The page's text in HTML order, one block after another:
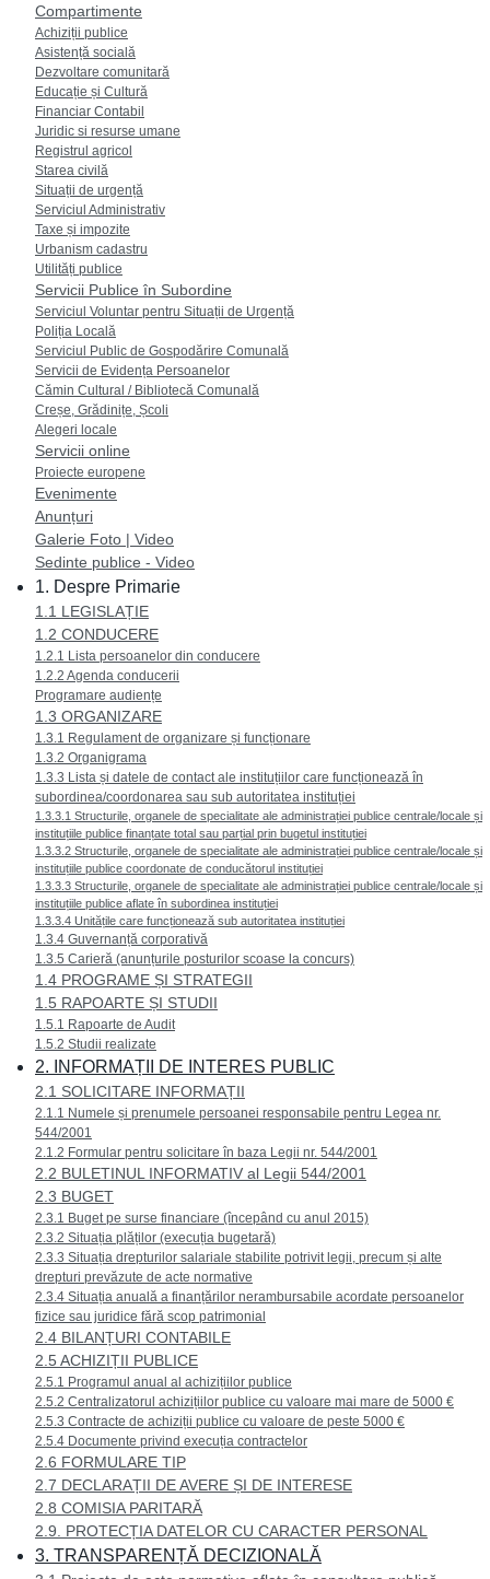
Compartimente
Achiziții publice
Asistență socială
Dezvoltare comunitară
Educație și Cultură
Financiar Contabil
Juridic si resurse umane
Registrul agricol
Starea civilă
Situații de urgență
Serviciul Administrativ
Taxe și impozite
Urbanism cadastru
Utilități publice
Servicii Publice în Subordine
Serviciul Voluntar pentru Situații de Urgență
Poliția Locală
Serviciul Public de Gospodărire Comunală
Servicii de Evidența Persoanelor
Cămin Cultural / Bibliotecă Comunală
Creșe, Grădinițe, Școli
Alegeri locale
Servicii online
Proiecte europene
Evenimente
Anunțuri
Galerie Foto | Video
Sedinte publice - Video
1. Despre Primarie
1.1 LEGISLAȚIE
1.2 CONDUCERE
1.2.1 Lista persoanelor din conducere
1.2.2 Agenda conducerii
Programare audiențe
1.3 ORGANIZARE
1.3.1 Regulament de organizare și funcționare
1.3.2 Organigrama
1.3.3 Lista și datele de contact ale instituțiilor care funcționează în
subordinea/coordonarea sau sub autoritatea instituției
1.3.3.1 Structurile, organele de specialitate ale administrației publice centrale/locale și
instituțiile publice finanțate total sau parțial prin bugetul instituției
1.3.3.2 Structurile, organele de specialitate ale administrației publice centrale/locale și
instituțiile publice coordonate de conducătorul instituției
1.3.3.3 Structurile, organele de specialitate ale administrației publice centrale/locale și
instituțiile publice aflate în subordinea instituției
1.3.3.4 Unitățile care funcționează sub autoritatea instituției
1.3.4 Guvernanță corporativă
1.3.5 Carieră (anunțurile posturilor scoase la concurs)
1.4 PROGRAME ȘI STRATEGII
1.5 RAPOARTE ȘI STUDII
1.5.1 Rapoarte de Audit
1.5.2 Studii realizate
2. INFORMAȚII DE INTERES PUBLIC
2.1 SOLICITARE INFORMAȚII
2.1.1 Numele și prenumele persoanei responsabile pentru Legea nr.
544/2001
2.1.2 Formular pentru solicitare în baza Legii nr. 544/2001
2.2 BULETINUL INFORMATIV al Legii 544/2001
2.3 BUGET
2.3.1 Buget pe surse financiare (începând cu anul 2015)
2.3.2 Situația plăților (execuția bugetară)
2.3.3 Situația drepturilor salariale stabilite potrivit legii, precum și alte
drepturi prevăzute de acte normative
2.3.4 Situația anuală a finanțărilor nerambursabile acordate persoanelor
fizice sau juridice fără scop patrimonial
2.4 BILANȚURI CONTABILE
2.5 ACHIZIȚII PUBLICE
2.5.1 Programul anual al achizițiilor publice
2.5.2 Centralizatorul achizițiilor publice cu valoare mai mare de 5000 €
2.5.3 Contracte de achiziții publice cu valoare de peste 5000 €
2.5.4 Documente privind execuția contractelor
2.6 FORMULARE TIP
2.7 DECLARAȚII DE AVERE ȘI DE INTERESE
2.8 COMISIA PARITARĂ
2.9. PROTECȚIA DATELOR CU CARACTER PERSONAL
3. TRANSPARENȚĂ DECIZIONALĂ